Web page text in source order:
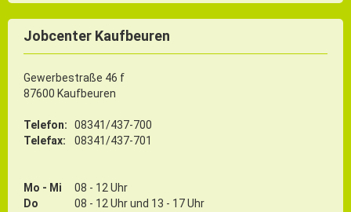
Jobcenter Kaufbeuren
Gewerbestraße 46 f
87600 Kaufbeuren
Telefon:
08341/437-700
Telefax:
08341/437-701
Mo - Mi
08 - 12 Uhr
Do
08 - 12 Uhr und 13 - 17 Uhr